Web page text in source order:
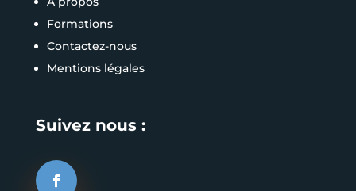
Formations
Contactez-nous
Mentions légales
Suivez nous :